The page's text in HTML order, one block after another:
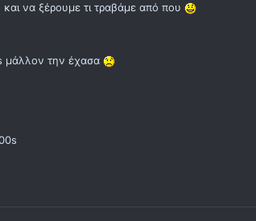
να ξέρουμε τι τραβάμε από που
μάλλον την έχασα